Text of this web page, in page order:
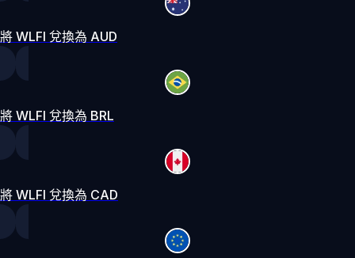
將 WLFI 兌換為 AUD
將 WLFI 兌換為 BRL
將 WLFI 兌換為 CAD